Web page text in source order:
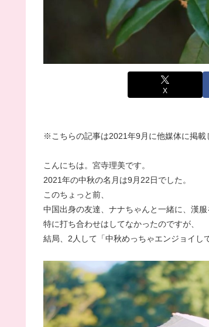
X
※こちらの記事は2021年9月に他媒体に掲載
こんにちは。宮寺理美です。
2021年の中秋の名月は9月22日でした。
このちょっと前、
中国出身の友達、ナナちゃんと一緒に、漢服
特に打ち合わせはしてなかったのですが、
結局、2人して「中秋めっちゃエンジョイし